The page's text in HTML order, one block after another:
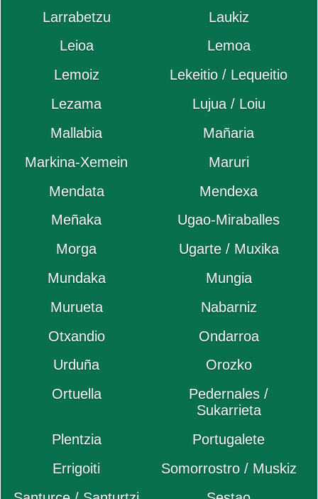
Larrabetzu
Laukiz
Leioa
Lemoa
Lemoiz
Lekeitio / Lequeitio
Lezama
Lujua / Loiu
Mallabia
Mañaria
Markina-Xemein
Maruri
Mendata
Mendexa
Meñaka
Ugao-Miraballes
Morga
Ugarte / Muxika
Mundaka
Mungia
Murueta
Nabarniz
Otxandio
Ondarroa
Urduña
Orozko
Ortuella
Pedernales /
Sukarrieta
Plentzia
Portugalete
Errigoiti
Somorrostro / Muskiz